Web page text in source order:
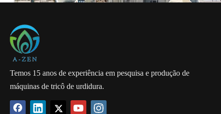
tecidos para calçados nos mercados.
raschel ou tricot pode usar fios grossos de até 400D, para que a
parte superior do sapato possa manter um bom efeito de solidez.
Temos 15 anos de experiência em pesquisa e produção de
máquinas de tricô de urdidura.